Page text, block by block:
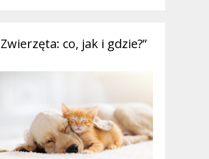
co, jak i gdzie?”